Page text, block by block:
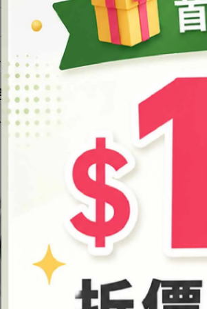
介紹
說明
油膏罐示意圖▼ (油膏罐直徑4CM)